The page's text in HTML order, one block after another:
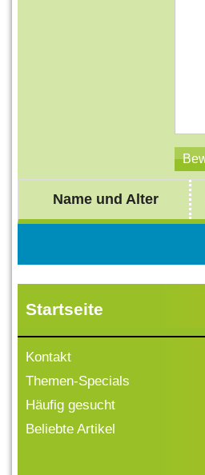
Name und Alter
Startseite
Kontakt
Themen-Specials
Häufig gesucht
Beliebte Artikel